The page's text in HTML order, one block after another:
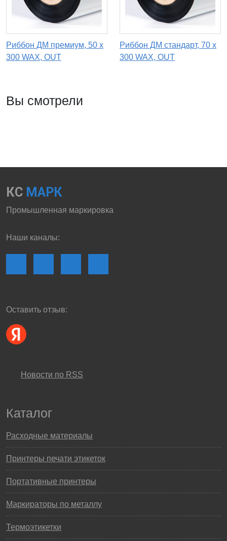
Риббон ДМ премиум, 50 х
300 WAX, OUT
Риббон ДМ стандарт, 70 х
300 WAX, OUT
Вы смотрели
КС МАРК
Промышленная маркировка
Наши каналы:
Оставить отзыв:
Новости по RSS
Каталог
Расходные материалы
Принтеры печати этикеток
Портативные принтеры
Маркираторы по металлу
Термоэтикетки